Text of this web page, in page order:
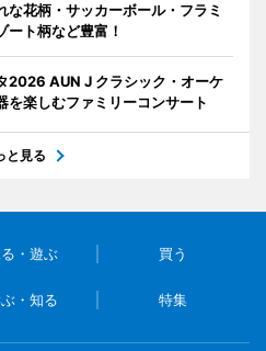
な花柄・サッカーボール・フラミ
ート柄など豊富！
2026 AUN J クラシック・オーケ
を楽しむファミリーコンサート
と見る
・遊ぶ 買う
・知る 特集